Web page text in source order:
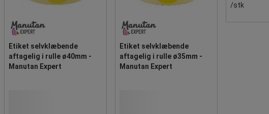
Etiket selvklæbende
aftagelig i rulle ø40mm -
Manutan Expert
Etiket selvklæbende
aftagelig i rulle ø35mm -
Manutan Expert
/stk